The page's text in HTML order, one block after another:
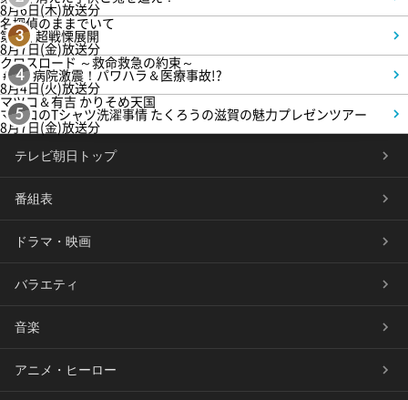
8月6日(木)放送分
3
名探偵のままでいて
第4話 超戦慄展開
8月7日(金)放送分
4
クロスロード ～救命救急の約束～
＃5 病院激震！パワハラ＆医療事故!?
8月4日(火)放送分
5
マツコ＆有吉 かりそめ天国
マツコのTシャツ洗濯事情 たくろうの滋賀の魅力プレゼンツアー
8月7日(金)放送分
テレビ朝日トップ
番組表
ドラマ・映画
バラエティ
音楽
アニメ・ヒーロー